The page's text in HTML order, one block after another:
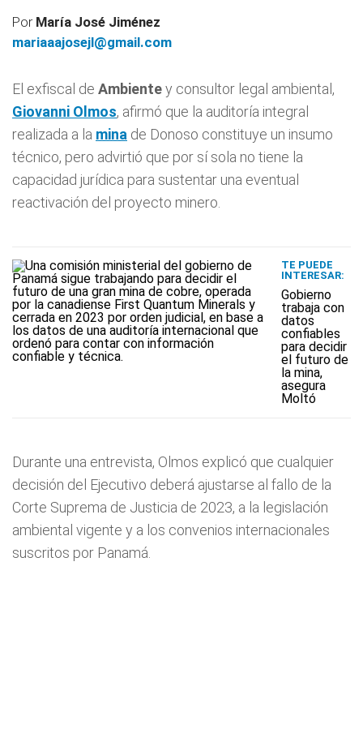
Por María José Jiménez
mariaaajosejl@gmail.com
El exfiscal de Ambientey consultor legal ambiental,
Giovanni Olmos, afirmó que la auditoría integral
realizada a la mina de Donoso constituye un insumo
técnico, pero advirtió que por sí sola no tiene la
capacidad jurídica para sustentar una eventual
reactivación del proyecto minero.
TE PUEDE
INTERESAR:
Gobierno
trabaja con
datos
confiables
para decidir
el futuro de
la mina,
asegura
Moltó
Durante una entrevista, Olmos explicó que cualquier
decisión del Ejecutivo deberá ajustarse al fallo de la
Corte Suprema de Justicia de 2023, a la legislación
ambiental vigente y a los convenios internacionales
suscritos por Panamá.